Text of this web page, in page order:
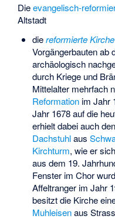
Dieevangelisch-
Altstadt
diereformierte
Vorgängerbauten ab
archäologisch
durch Kriege und
Mittelalter mehrfach
Reformationim Jahr
Jahr 1678 auf die
erhielt dabei auch
Dachstuhlaus
Kirchturm, wie er
aus dem 19.
Fenster im Chor
Affeltrangerim Jahr
besitzt die Kirche
Muhleisenaus